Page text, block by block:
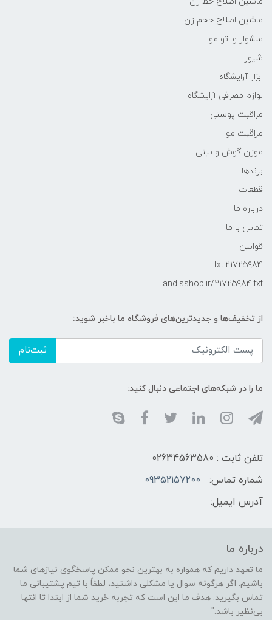
ماشین اصلاح حجم زن
سشوار و اتو مو
شیور
ابزار آرایشگاه
لوازم مصرفی آرایشگاه
مراقبت پوستی
مراقبت مو
موزن گوش و بینی
برندها
قطعات
درباره ما
تماس با ما
قوانین
21725984.txt
andisshop.ir/21725984.txt
از تخفیف‌ها و جدیدترین‌های فروشگاه ما باخبر شوید:
ثبت‌نام
ما را در شبکه‌های اجتماعی دنبال کنید:
تلفن ثابت : 02634563580
شماره تماس:
09352157200
آدرس ایمیل:
درباره ما
ما تعهد داریم که همواره به بهترین نحو ممکن پاسخگوی نیازهای شما
باشیم. اگر هرگونه سوال یا مشکلی داشتید، لطفاً با تیم پشتیبانی ما
تماس بگیرید. هدف ما این است که تجربه خرید شما از ابتدا تا انتها
بی‌نظیر باشد."